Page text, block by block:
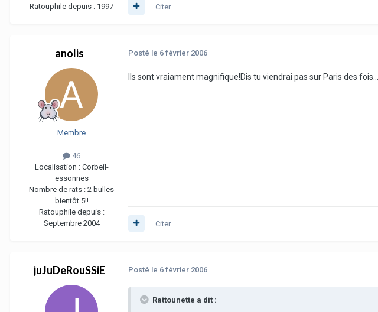
Ratouphile depuis : 1997 Citer
anolis
Membre
46
Localisation : Corbeil-
essonnes
Nombre de rats : 2 bulles
bientôt 5!!
Ratouphile depuis :
Septembre 2004
Posté le 6 février 2006
Ils sont vraiament magnifique!Dis tu viendrai pas sur Paris des fois....
Citer
juJuDeRouSSiE Posté le 6 février 2006
Rattounette a dit :